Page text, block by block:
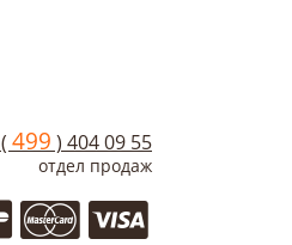
499 ) 404 09 55
отдел продаж